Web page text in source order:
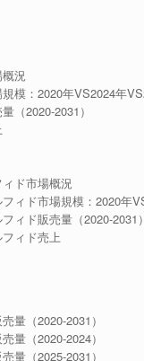
況
模：2020年VS2024年
（2020-2031）
ド市場概況
ィド市場規模：2020年
ィド販売量（2020-2031）
ィド売上
量（2020-2031）
量（2020-2024）
量（2025-2031）